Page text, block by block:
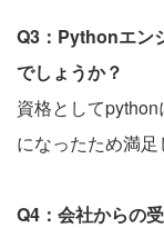
Q3：Pythonエン
でしょうか？
資格として
になったため満足
Q4：会社からの